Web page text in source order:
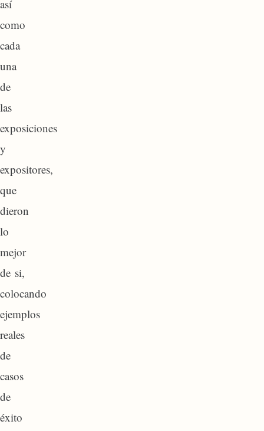
así
como
cada
una
de
las
exposiciones
y
expositores,
que
dieron
lo
mejor
de si,
colocando
ejemplos
reales
de
casos
de
éxito